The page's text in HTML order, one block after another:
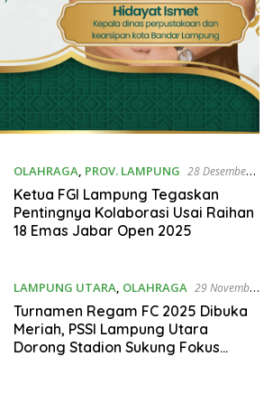
OLAHRAGA, PROV. LAMPUNG 28 Desember
2025
Ketua FGI Lampung Tegaskan
Pentingnya Kolaborasi Usai Raihan
18 Emas Jabar Open 2025
LAMPUNG UTARA, OLAHRAGA 29 November
2025
Turnamen Regam FC 2025 Dibuka
Meriah, PSSI Lampung Utara
Dorong Stadion Sukung Fokus